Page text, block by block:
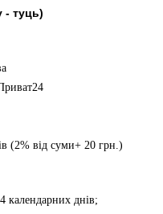
- туць)
(2% від суми+ 20 грн.)
календарних днів;